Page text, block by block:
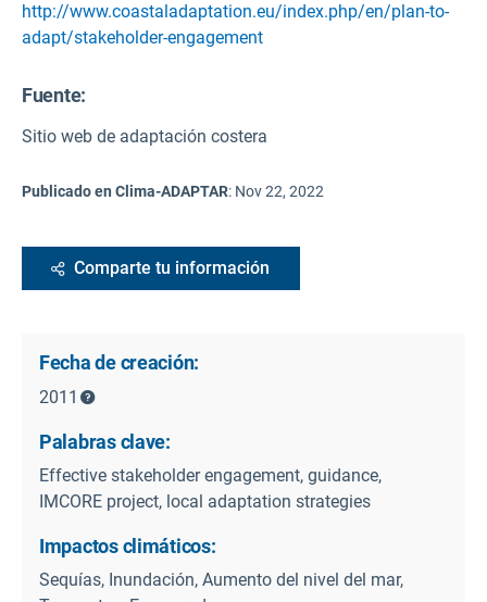
http://www.coastaladaptation.eu/index.php/en/plan-to-
adapt/stakeholder-engagement
Fuente:
Sitio web de adaptación costera
Publicado en Clima-ADAPTAR: Nov 22, 2022
Comparte tu información
Fecha de creación:
2011
Palabras clave:
Effective stakeholder engagement, guidance,
IMCORE project, local adaptation strategies
Impactos climáticos:
Sequías, Inundación, Aumento del nivel del mar,